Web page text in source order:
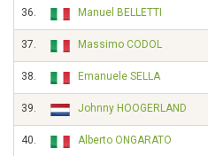
36. Manuel BELLETTI
37. Massimo CODOL
38. Emanuele SELLA
39. Johnny HOOGERLAND
40. Alberto ONGARATO